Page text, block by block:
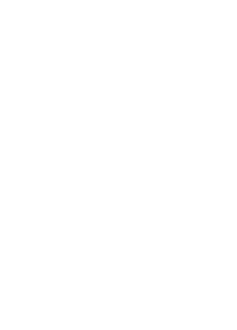
Unternehmen innovative
Messe bringt internationale
Auch PohlCon wird im